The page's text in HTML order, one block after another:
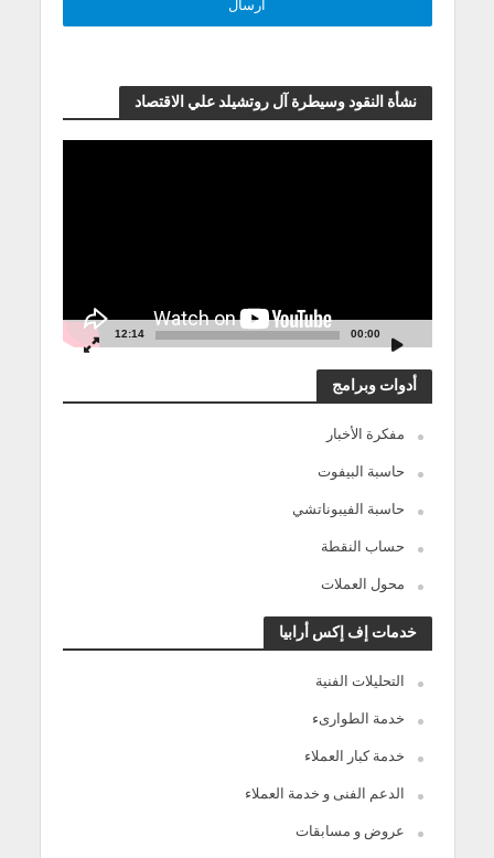
نشأة النقود وسيطرة آل روتشيلد علي الاقتصاد
00:00
12:14
أدوات وبرامج
مفكرة الأخبار
حاسبة البيفوت
حاسبة الفيبوناتشي
حساب النقطة
محول العملات
خدمات إف إكس أرابيا
التحليلات الفنية
خدمة الطوارىء
خدمة كبار العملاء
الدعم الفنى و خدمة العملاء
عروض و مسابقات